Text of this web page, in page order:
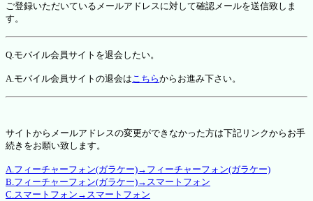
ご登録いただいているメールアドレスに対して確認メールを送信致しま
す。
Q.モバイル会員サイトを退会したい。
A.モバイル会員サイトの退会はこちらからお進み下さい。
サイトからメールアドレスの変更ができなかった方は下記リンクからお手
続きをお願い致します。
A.フィーチャーフォン(ガラケー)→フィーチャーフォン(ガラケー)
B.フィーチャーフォン(ガラケー)→スマートフォン
C.スマートフォン→スマートフォン